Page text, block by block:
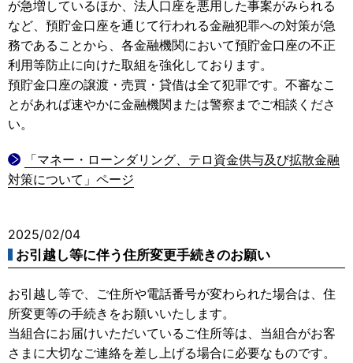
が急増しているほか、法人口座を悪用した事案がみられる
など、預貯金口座を通じて行われる金融犯罪への対策が急
務であることから、各金融機関において預貯金口座の不正
利用等防止に向けた取組を強化しております。
預貯金口座の譲渡・売買・貸借は全て犯罪です。不審なこ
とがあれば速やかに金融機関または警察までご相談くださ
い。
「マネー・ローンダリング、テロ資金供与及び拡散金融
対策について」ページ
2025/02/04
お引越し等に伴う住所変更手続きのお願い
お引越し等で、ご住所や電話番号が変わられた場合は、住
所変更等の手続きをお願いいたします。
当組合にお届けいただいているご住所等は、当組合がお客
さまに大切なご連絡を差し上げる場合に必要なものです。